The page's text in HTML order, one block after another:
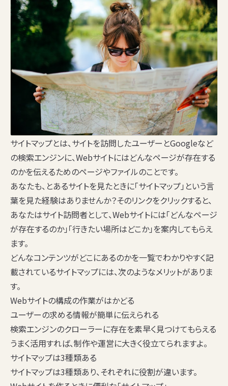
サイトマップとは、サイトを訪問したユーザーとGoogleなど
の検索エンジンに、Webサイトにはどんなページが存在する
のかを伝えるためのページやファイルのことです。
あなたも、とあるサイトを見たときに「サイトマップ」という言
葉を見た経験はありませんか？そのリンクをクリックすると、
あなたはサイト訪問者として、Webサイトには「どんなページ
が存在するのか」「行きたい場所はどこか」を案内してもらえ
ます。
どんなコンテンツがどこにあるのかを一覧でわかりやすく記
載されているサイトマップには、次のようなメリットがありま
す。
Webサイトの構成の作業がはかどる
ユーザーの求める情報が簡単に伝えられる
検索エンジンのクローラーに存在を素早く見つけてもらえる
うまく活用すれば、制作や運営に大きく役立てられますよ。
サイトマップは3種類ある
サイトマップは3種類あり、それぞれに役割が違います。